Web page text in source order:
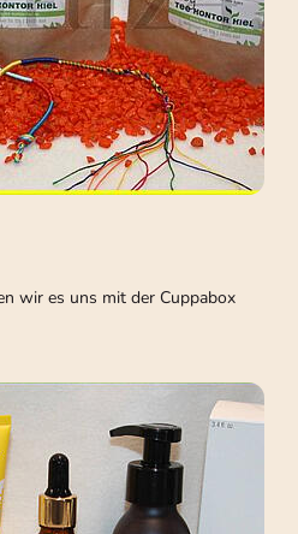
wir es uns mit der Cuppabox